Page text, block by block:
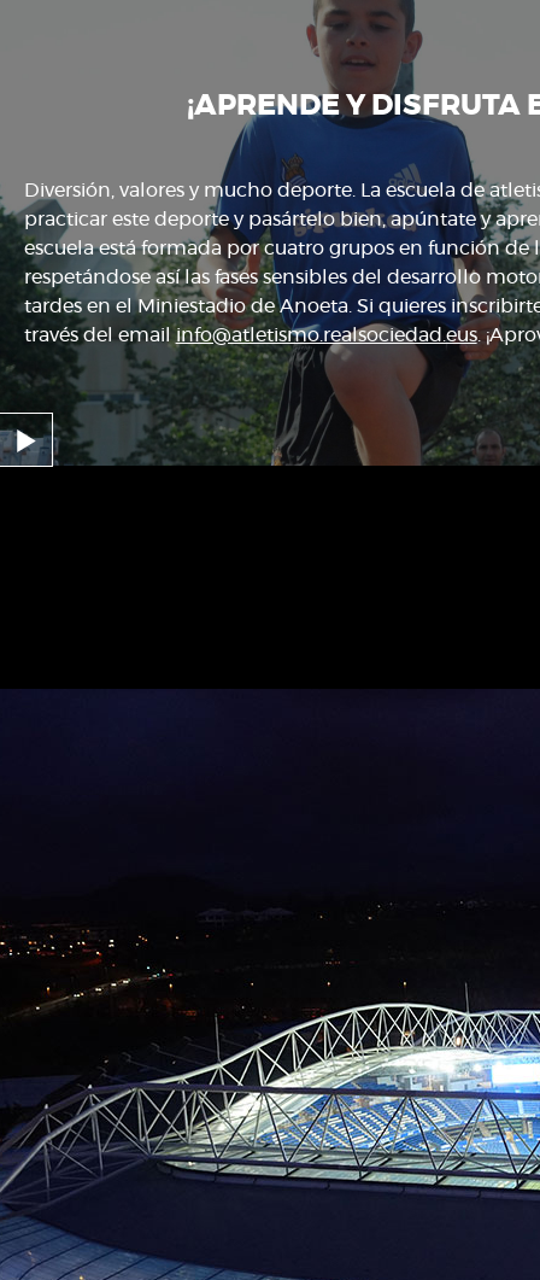
¡APRENDE Y DISFRUTA
Diversión, valores y mucho deporte. La escuela de
practicar este deporte y pasártelo bien, apúntate y
escuela está formada por cuatro grupos en función
respetándose así las fases sensibles del desarrollo
tardes en el Miniestadio de Anoeta. Si quieres
través del emailinfo@atletismo.realsociedad.eus.